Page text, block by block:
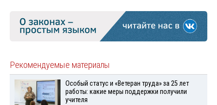
Рекомендуемые материалы
Особый статус и «Ветеран труда» за 25 лет
работы: какие меры поддержки получили
учителя